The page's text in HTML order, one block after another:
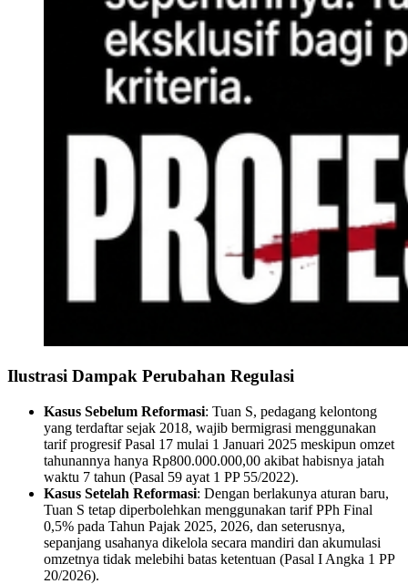
Ilustrasi Dampak Perubahan Regulasi
Kasus Sebelum Reformasi: Tuan S, pedagang kelontong
yang terdaftar sejak 2018, wajib bermigrasi menggunakan
tarif progresif Pasal 17 mulai 1 Januari 2025 meskipun omzet
tahunannya hanya Rp800.000.000,00 akibat habisnya jatah
waktu 7 tahun (Pasal 59 ayat 1 PP 55/2022).
Kasus Setelah Reformasi: Dengan berlakunya aturan baru,
Tuan S tetap diperbolehkan menggunakan tarif PPh Final
0,5% pada Tahun Pajak 2025, 2026, dan seterusnya,
sepanjang usahanya dikelola secara mandiri dan akumulasi
omzetnya tidak melebihi batas ketentuan (Pasal I Angka 1 PP
20/2026).